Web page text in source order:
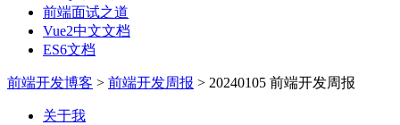
前端面试之道
Vue2中文文档
ES6文档
前端开发博客 > 前端开发周报 > 20240105 前端开发周报
关于我